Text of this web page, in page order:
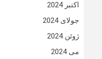
اکتبر 2024
جولای 2024
ژوئن 2024
می 2024